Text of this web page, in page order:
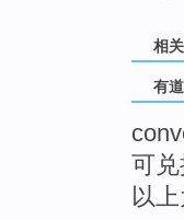
相
有
可
以